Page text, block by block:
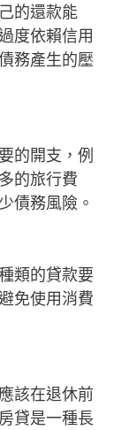
的還款能
度依賴信用
務產生的壓
的開支，例
的旅行費
債務風險。
類的貸款要
免使用消費
該在退休前
貸是一種長